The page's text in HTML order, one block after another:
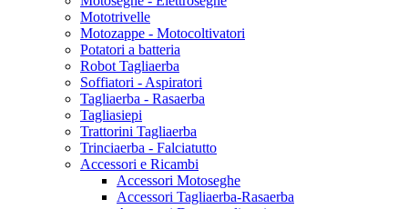
Mototrivelle
Motozappe - Motocoltivatori
Potatori a batteria
Robot Tagliaerba
Soffiatori - Aspiratori
Tagliaerba - Rasaerba
Tagliasiepi
Trattorini Tagliaerba
Trinciaerba - Falciatutto
Accessori e Ricambi
Accessori Motoseghe
Accessori Tagliaerba-Rasaerba